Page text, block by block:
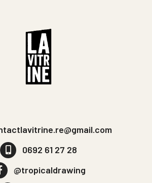
0692 61 27 28
@tropicaldrawing